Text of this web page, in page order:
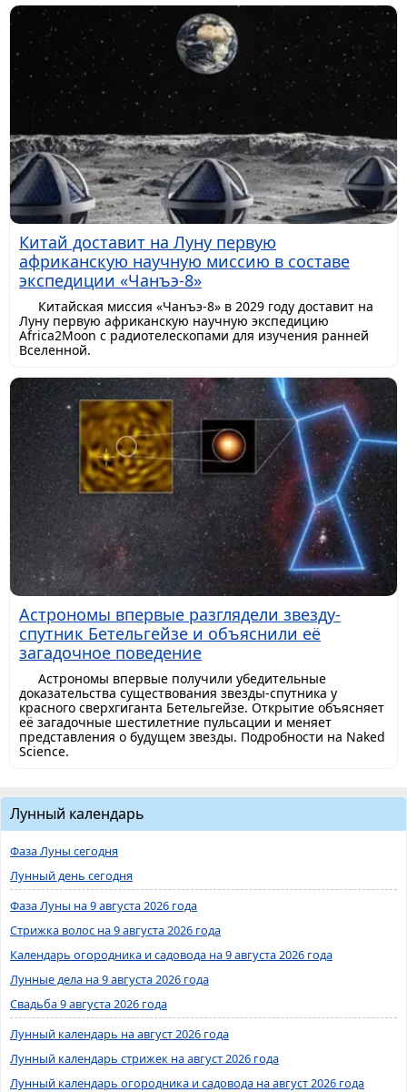
Китай доставит на Луну первую
африканскую научную миссию в составе
экспедиции «Чанъэ-8»
Китайская миссия «Чанъэ-8» в 2029 году доставит на
Луну первую африканскую научную экспедицию
Africa2Moon с радиотелескопами для изучения ранней
Вселенной.
Астрономы впервые разглядели звезду-
спутник Бетельгейзе и объяснили её
загадочное поведение
Астрономы впервые получили убедительные
доказательства существования звезды-спутника у
красного сверхгиганта Бетельгейзе. Открытие объясняет
её загадочные шестилетние пульсации и меняет
представления о будущем звезды. Подробности на Naked
Science.
Лунный календарь
Фаза Луны сегодня
Лунный день сегодня
Фаза Луны на 9 августа 2026 года
Стрижка волос на 9 августа 2026 года
Календарь огородника и садовода на 9 августа 2026 года
Лунные дела на 9 августа 2026 года
Свадьба 9 августа 2026 года
Лунный календарь на август 2026 года
Лунный календарь стрижек на август 2026 года
Лунный календарь огородника и садовода на август 2026 года